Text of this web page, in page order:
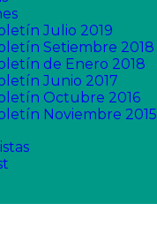
Julio 2019
Setiembre 2018
de Enero 2018
Junio 2017
Octubre 2016
Noviembre 2015